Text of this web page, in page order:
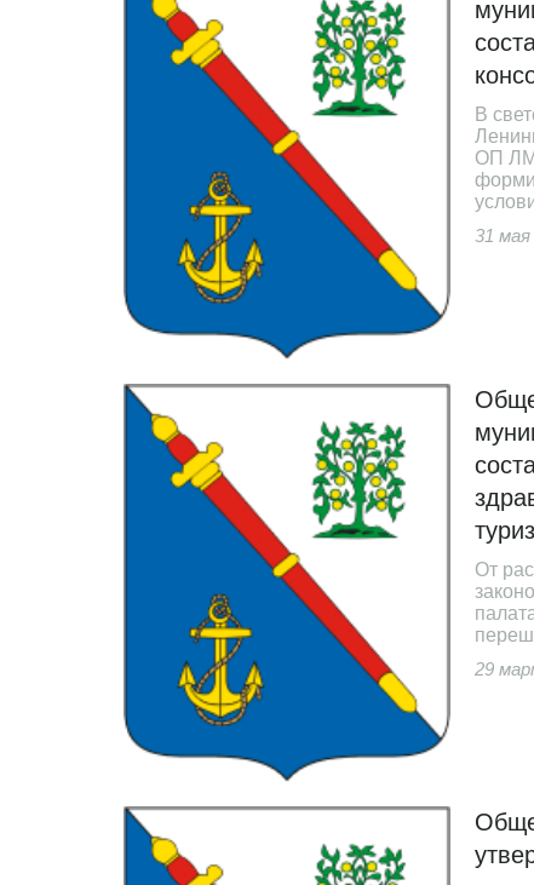
В
ОП
31 мая
От
29
НОВОСТИ МСУ
Общественная палата МО
муниципальный район
области III состава актуализирует
здравоохранения,
воспитания и туризма.